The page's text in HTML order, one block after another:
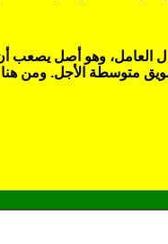
العامل، وهو أصل يصعب
متوسطة الأجل. ومن